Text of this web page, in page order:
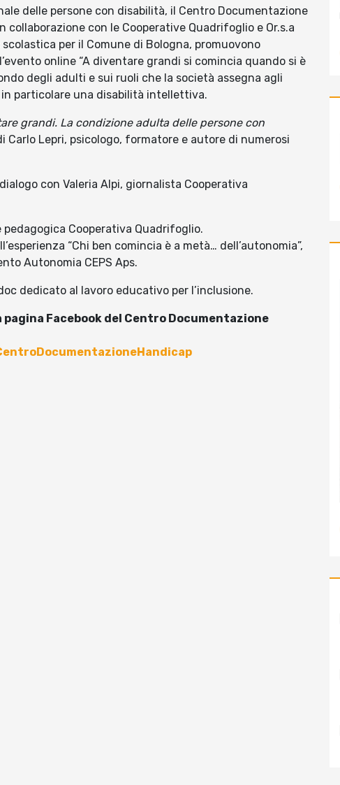
delle persone con disabilità, il Centro Documentazione
con le Cooperative Quadrifoglio e Or.s.a
per il Comune di Bologna, promuovono
l’evento online “A diventare grandi si comincia quando si è
degli adulti e sui ruoli che la società assegna agli
particolare una disabilità intellettiva.
grandi. La condizione adulta delle persone con
Carlo Lepri, psicologo, formatore e autore di numerosi
con Valeria Alpi, giornalista Cooperativa
Cooperativa Quadrifoglio.
“Chi ben comincia è a metà… dell’autonomia”,
Autonomia CEPS Aps.
dedicato al lavoro educativo per l’inclusione.
Facebook del Centro Documentazione